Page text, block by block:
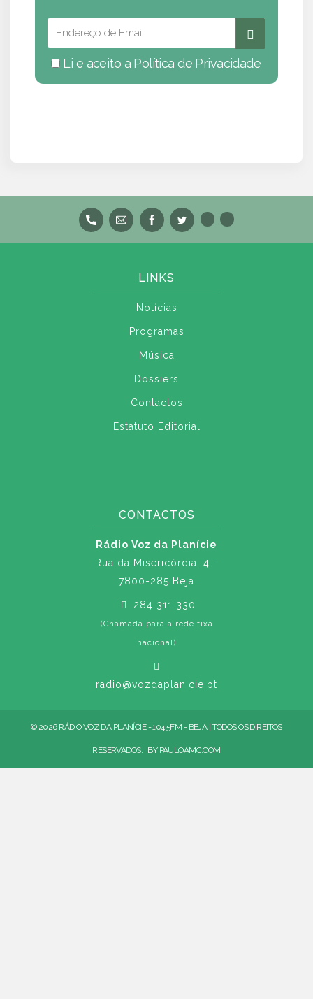
Li e aceito a Política de Privacidade
LINKS
Notícias
Programas
Música
Dossiers
Contactos
Estatuto Editorial
CONTACTOS
Rádio Voz da Planície
Rua da Misericórdia, 4 -
7800-285 Beja
284 311 330
(Chamada para a rede fixa
nacional)
radio@vozdaplanicie.pt
© 2026 RÁDIO VOZ DA PLANÍCIE - 104.5FM - BEJA | TODOS OS DIREITOS
RESERVADOS. | BY PAULOAMC.COM